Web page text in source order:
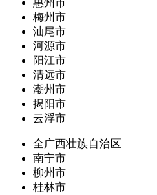
惠州市
梅州市
汕尾市
河源市
阳江市
清远市
潮州市
揭阳市
云浮市
全广西壮族自治区
南宁市
柳州市
桂林市